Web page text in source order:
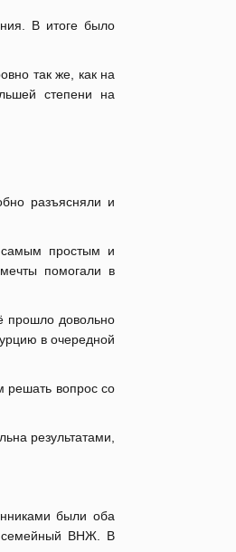
В итоге было
так же, как на
степени на
разъясняли и
самым простым и
помогали в
прошло довольно
в очередной
решать вопрос со
результатами,
были оба
семейный ВНЖ. В